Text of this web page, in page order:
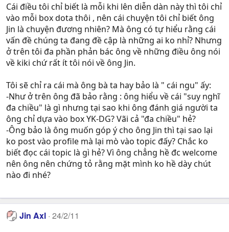
Cái điều tôi chỉ biết là mỗi khi lên diễn dàn này thì tôi chỉ
vào mỗi box dota thôi , nên cái chuyện tôi chỉ biết ông
Jin là chuyện đương nhiên? Mà ông có tự hiểu rằng cái
vấn đề chúng ta đang đề cập là những ai ko nhỉ? Nhưng
ở trên tôi đa phần phản bác ông về những điều ông nói
về kiki chứ rất ít tôi nói về ông Jin.
Tôi sẽ chỉ ra cái mà ông bà ta hay bảo là " cái ngu" ấy:
-Như ở trên ông đã bảo rằng : ông hiểu về cái "suy nghĩ
đa chiều" là gì nhưng tại sao khi ông đánh giá người ta
ông chỉ dựa vào box YK-DG? Vãi cả "đa chiều" hẻ?
-Ông bảo là ông muốn góp ý cho ông Jin thì tại sao lại
ko post vào profile mà lại mò vào topic đấy? Chắc ko
biết đọc cái topic là gì hẻ? Vì ông chẳng hề đc welcome
nên ông nên chứng tỏ rằng mặt mình ko hề dày chút
nào đi nhé?
Jin Axl 24/2/11